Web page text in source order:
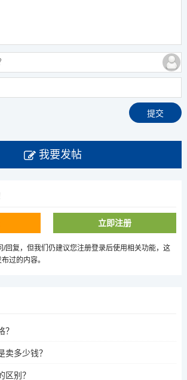
我要发帖
立即注册
/回复，但我们仍建议您注册登录后使用相关功能，这
过的内容。
？
卖多少钱？
区别？